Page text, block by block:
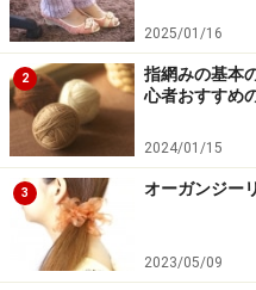
1.
作り目の裏山を棒針で拾う
かぎ針と別糸でゆるめの
り）を編み、「別鎖の作り
作り目の編み始めから1目
2025/01/16
2
指網みの基本
心者おすすめ
2024/01/15
3 オーガンジー
2023/05/09